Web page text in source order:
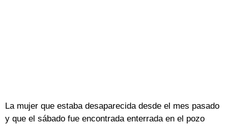
La mujer que estaba desaparecida desde el mes pasado
y que el sábado fue encontrada enterrada en el pozo